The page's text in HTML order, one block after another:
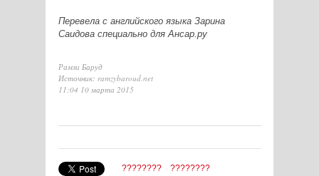
Перевела с английского языка Зарина
Саидова специально для Ансар.ру
Рамзи Баруд
Источник: ramzybaroud.net
11:04 10 марта 2015
???????? ????????